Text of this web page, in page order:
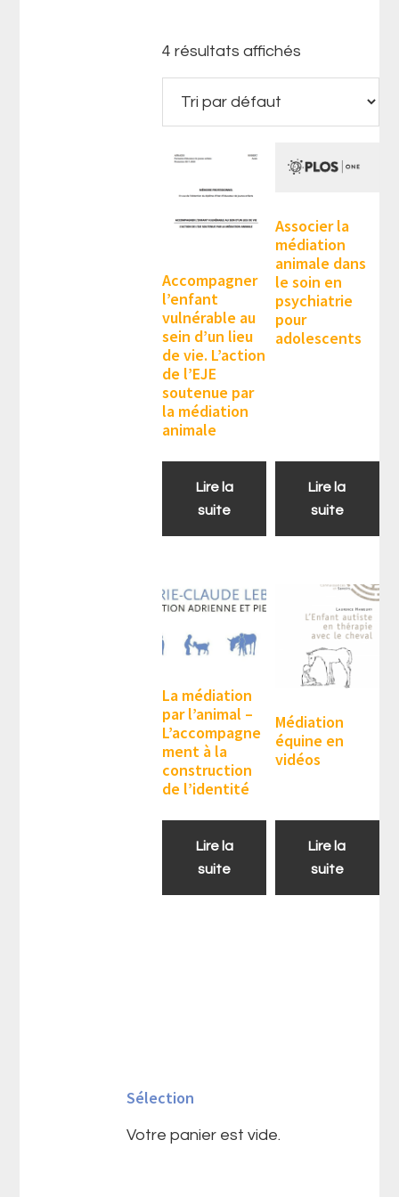
4 résultats affichés
Accompagner
l’enfant
vulnérable au
sein d’un lieu
de vie. L’action
de l’EJE
soutenue par
la médiation
animale
Lire la
suite
Associer la
médiation
animale dans
le soin en
psychiatrie
pour
adolescents
Lire la
suite
La médiation
par l’animal –
L’accompagne
ment à la
construction
de l’identité
Lire la
suite
Médiation
équine en
vidéos
Lire la
suite
principale
Sélection
Votre panier est vide.